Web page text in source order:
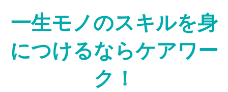
一生モノのスキルを身
につけるならケアワー
ク！